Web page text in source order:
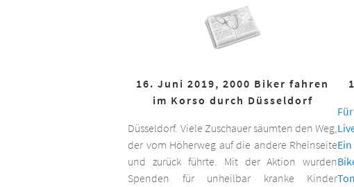
16. Juni 2019, 2000 Biker fahren
im Korso durch Düsseldorf
Düsseldorf. Viele Zuschauer säumten den Weg,
der vom Höherweg auf die andere Rheinseite
und zurück führte. Mit der Aktion wurden
Spenden für unheilbar kranke Kinder